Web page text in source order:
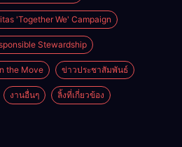
'Together We' Campaign
Stewardship
the Move ข่าวประชาสัมพันธ์
งานอื่นๆ ลิ้งที่เกี่ยวข้อง